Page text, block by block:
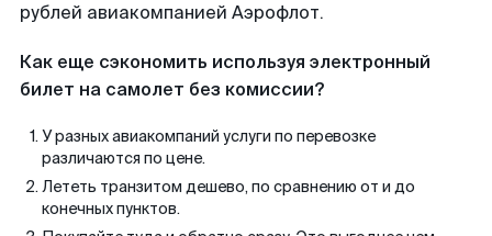
рублей авиакомпанией Аэрофлот.
Как еще сэкономить используя электронный
билет на самолет без комиссии?
У разных авиакомпаний услуги по перевозке
различаются по цене.
Лететь транзитом дешево, по сравнению от и до
конечных пунктов.